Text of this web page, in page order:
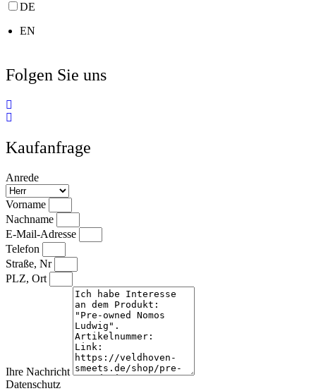
DE
EN
Folgen Sie uns
Kaufanfrage
Anrede
Vorname
Nachname
E-Mail-Adresse
Telefon
Straße, Nr
PLZ, Ort
Ihre Nachricht
Datenschutz